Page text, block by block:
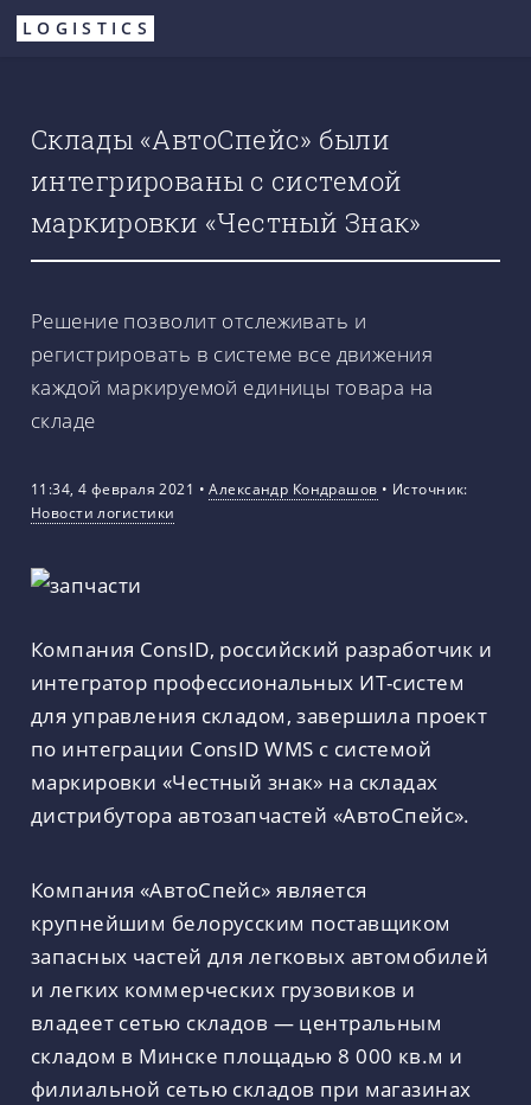
Перейти
LOGISTICS
Склады «АвтоCпейс» были
интегрированы с системой
маркировки «Честный Знак»
Решение позволит отслеживать и
регистрировать в системе все движения
каждой маркируемой единицы товара на
складе
11:34, 4 февраля 2021 •Александр Кондрашов • Источник:
Новости логистики
Компания ConsID, российский разработчик и
интегратор профессиональных ИТ-систем
для управления складом, завершила проект
по интеграции ConsID WMS с системой
маркировки «Честный знак» на складах
дистрибутора автозапчастей «АвтоСпейс».
Компания «АвтоСпейс» является
крупнейшим белорусским поставщиком
запасных частей для легковых автомобилей
и легких коммерческих грузовиков и
владеет сетью складов — центральным
складом в Минске площадью 8 000 кв.м и
филиальной сетью складов при магазинах